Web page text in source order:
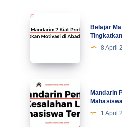
Belajar
Mandarin:
Profesional
Tingkatkan
Motivasi
di
Abad
Belajar
8 April
Mandarin
Pemula:
5
Kesalahan
Mandarin
1 April